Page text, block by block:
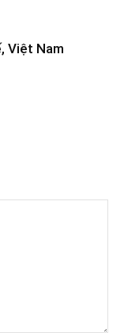
Việt Nam